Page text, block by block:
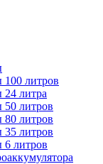
100 литров
24 литра
50 литров
80 литров
35 литров
6 литров